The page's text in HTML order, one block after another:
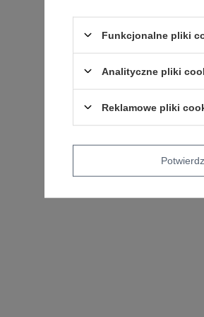
Funkcjonalne pliki
Analityczne pliki
Reklamowe pliki